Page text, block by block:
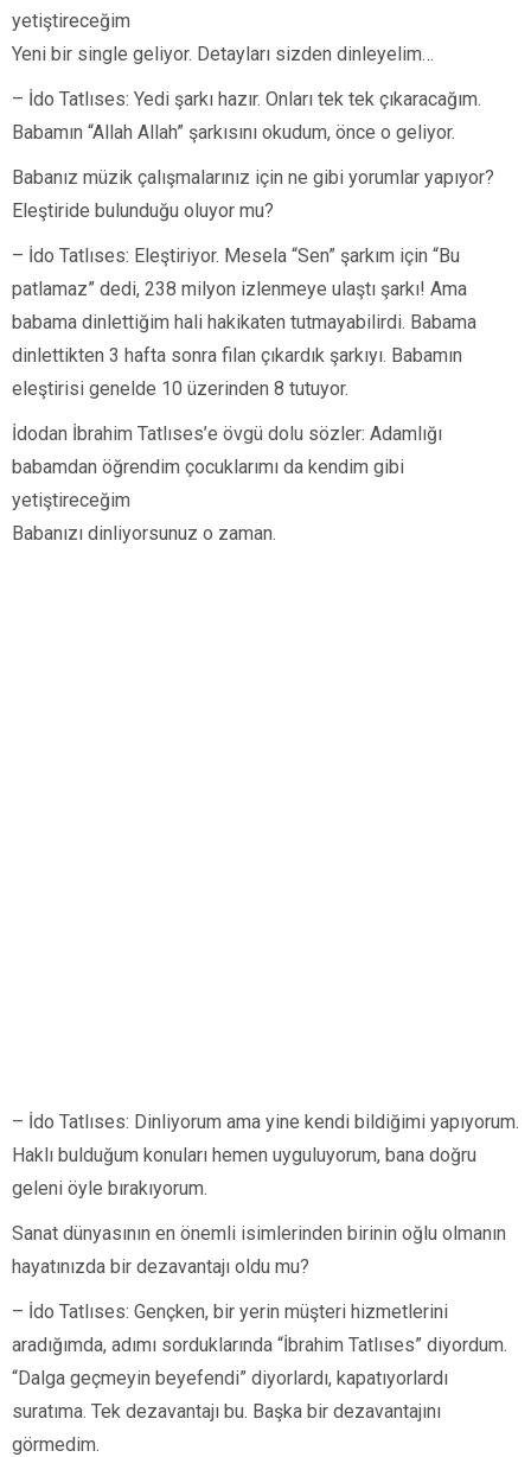
yetiştireceğim
Yeni bir single geliyor. Detayları sizden dinleyelim…
– İdo Tatlıses: Yedi şarkı hazır. Onları tek tek çıkaracağım.
Babamın “Allah Allah” şarkısını okudum, önce o geliyor.
Babanız müzik çalışmalarınız için ne gibi yorumlar yapıyor?
Eleştiride bulunduğu oluyor mu?
– İdo Tatlıses: Eleştiriyor. Mesela “Sen” şarkım için “Bu
patlamaz” dedi, 238 milyon izlenmeye ulaştı şarkı! Ama
babama dinlettiğim hali hakikaten tutmayabilirdi. Babama
dinlettikten 3 hafta sonra filan çıkardık şarkıyı. Babamın
eleştirisi genelde 10 üzerinden 8 tutuyor.
İdodan İbrahim Tatlıses’e övgü dolu sözler: Adamlığı
babamdan öğrendim çocuklarımı da kendim gibi
yetiştireceğim
Babanızı dinliyorsunuz o zaman.
– İdo Tatlıses: Dinliyorum ama yine kendi bildiğimi yapıyorum.
Haklı bulduğum konuları hemen uyguluyorum, bana doğru
geleni öyle bırakıyorum.
Sanat dünyasının en önemli isimlerinden birinin oğlu olmanın
hayatınızda bir dezavantajı oldu mu?
– İdo Tatlıses: Gençken, bir yerin müşteri hizmetlerini
aradığımda, adımı sorduklarında “İbrahim Tatlıses” diyordum.
“Dalga geçmeyin beyefendi” diyorlardı, kapatıyorlardı
suratıma. Tek dezavantajı bu. Başka bir dezavantajını
görmedim.